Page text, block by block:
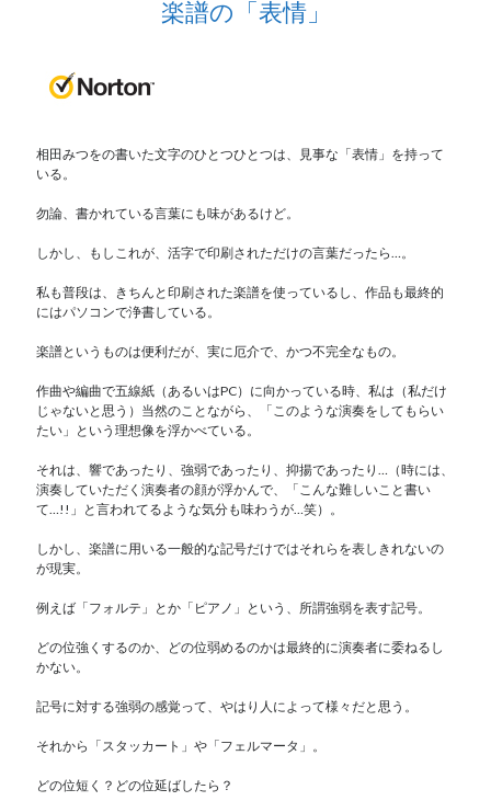
楽譜の「表情」
相田みつをの書いた文字のひとつひとつは、見事な「表情」を持って
いる。
勿論、書かれている言葉にも味があるけど。
しかし、もしこれが、活字で印刷されただけの言葉だったら…。
私も普段は、きちんと印刷された楽譜を使っているし、作品も最終的
にはパソコンで浄書している。
楽譜というものは便利だが、実に厄介で、かつ不完全なもの。
作曲や編曲で五線紙（あるいはPC）に向かっている時、私は（私だけ
じゃないと思う）当然のことながら、「このような演奏をしてもらい
たい」という理想像を浮かべている。
それは、響であったり、強弱であったり、抑揚であったり…（時には、
演奏していただく演奏者の顔が浮かんで、「こんな難しいこと書い
て…!!」と言われてるような気分も味わうが…笑）。
しかし、楽譜に用いる一般的な記号だけではそれらを表しきれないの
が現実。
例えば「フォルテ」とか「ピアノ」という、所謂強弱を表す記号。
どの位強くするのか、どの位弱めるのかは最終的に演奏者に委ねるし
かない。
記号に対する強弱の感覚って、やはり人によって様々だと思う。
それから「スタッカート」や「フェルマータ」。
どの位短く？どの位延ばしたら？